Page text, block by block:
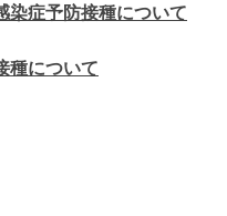
染症予防接種について
種について